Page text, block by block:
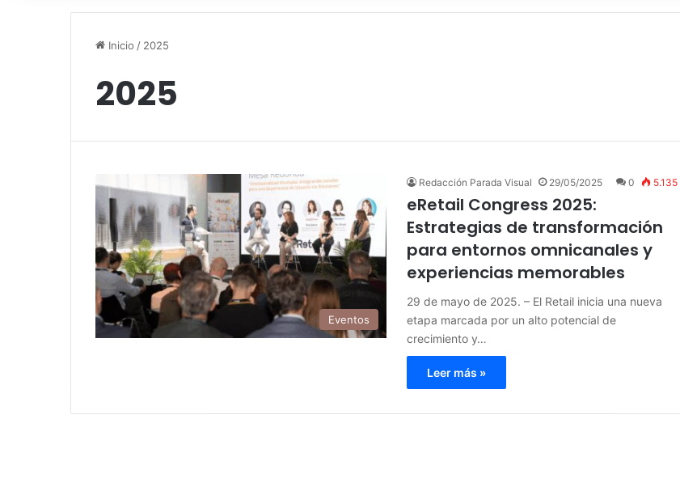
Inicio / 2025
2025
Eventos
Redacción Parada Visual 29/05/2025 0 5.135
eRetail Congress 2025:
Estrategias de transformación
para entornos omnicanales y
experiencias memorables
29 de mayo de 2025. – El Retail inicia una nueva
etapa marcada por un alto potencial de
crecimiento y…
Leer más »